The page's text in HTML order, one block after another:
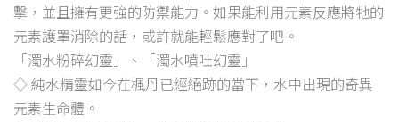
擊，並且擁有更強的防禦能力。如果能利用元素反應將牠的
元素護罩消除的話，或許就能輕鬆應對了吧。
「濁水粉碎幻靈」、「濁水噴吐幻靈」
◇ 純水精靈如今在楓丹已經絕跡的當下，水中出現的奇異
元素生命體。